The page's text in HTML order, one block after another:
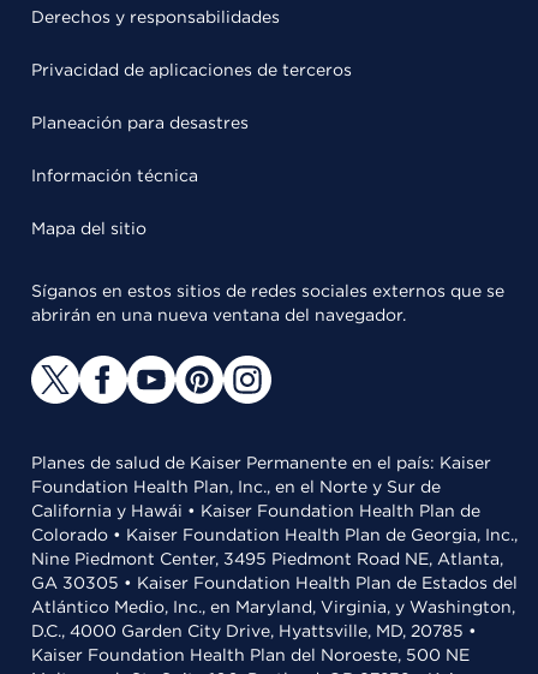
Derechos y responsabilidades
Privacidad de aplicaciones de terceros
Planeación para desastres
Información técnica
Mapa del sitio
Síganos en estos sitios de redes sociales externos que se
abrirán en una nueva ventana del navegador.
Planes de salud de Kaiser Permanente en el país: Kaiser
Foundation Health Plan, Inc., en el Norte y Sur de
California y Hawái • Kaiser Foundation Health Plan de
Colorado • Kaiser Foundation Health Plan de Georgia, Inc.,
Nine Piedmont Center, 3495 Piedmont Road NE, Atlanta,
GA 30305 • Kaiser Foundation Health Plan de Estados del
Atlántico Medio, Inc., en Maryland, Virginia, y Washington,
D.C., 4000 Garden City Drive, Hyattsville, MD, 20785 •
Kaiser Foundation Health Plan del Noroeste, 500 NE